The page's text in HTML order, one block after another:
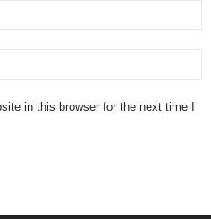
in this browser for the next time I